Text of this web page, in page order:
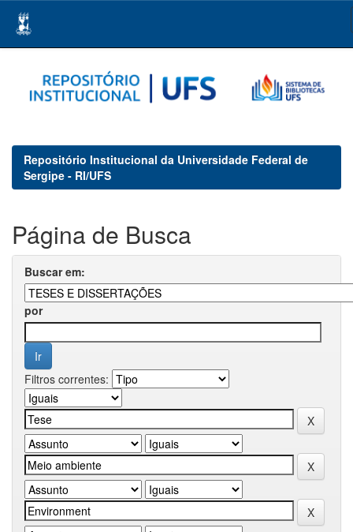
navigation
Repositório Institucional da Universidade Federal de
Sergipe - RI/UFS
Página de Busca
Buscar em:
por
Filtros correntes: